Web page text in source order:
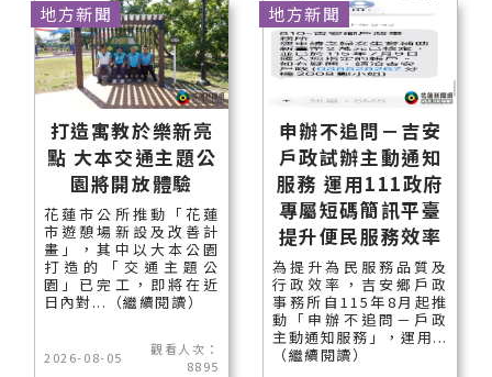
打造寓教於樂新亮
點 大本交通主題公
園將開放體驗
花蓮市公所推動「花蓮
市遊憩場新設及改善計
畫」，其中以大本公園
打造的「交通主題公
園」已完工，即將在近
日內對...（繼續閱讀）
2026-08-05
觀看人次：
8895
地方新聞
申辦不追問－吉安
戶政試辦主動通知
服務 運用111政府
專屬短碼簡訊平臺
提升便民服務效率
為提升為民服務品質及
行政效率，吉安鄉戶政
事務所自115年8月起推
動「申辦不追問－戶政
主動通知服務」，運用...
（繼續閱讀）
地方新聞